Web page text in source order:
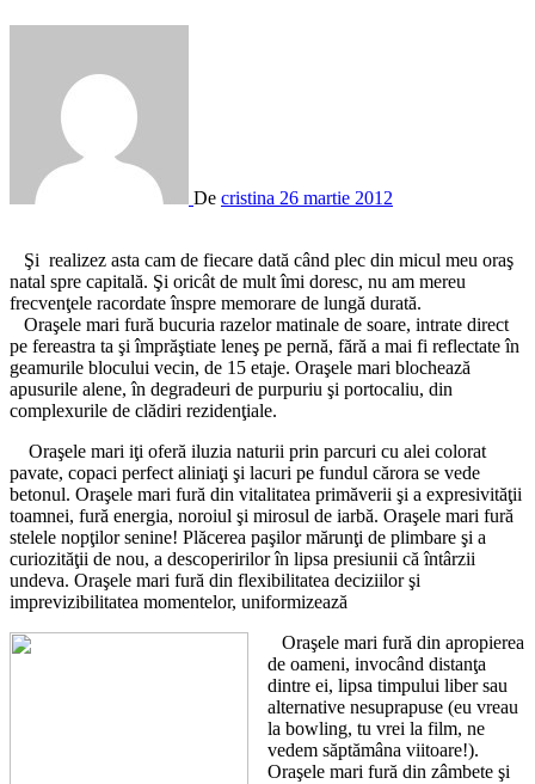
De cristina 26 martie 2012
Şi realizez asta cam de fiecare dată când plec din micul meu oraş
natal spre capitală. Şi oricât de mult îmi doresc, nu am mereu
frecvenţele racordate înspre memorare de lungă durată.
Oraşele mari fură bucuria razelor matinale de soare, intrate direct
pe fereastra ta şi împrăştiate leneş pe pernă, fără a mai fi reflectate în
geamurile blocului vecin, de 15 etaje. Oraşele mari blochează
apusurile alene, în degradeuri de purpuriu şi portocaliu, din
complexurile de clădiri rezidenţiale.
Oraşele mari iţi oferă iluzia naturii prin parcuri cu alei colorat
pavate, copaci perfect aliniaţi şi lacuri pe fundul cărora se vede
betonul. Oraşele mari fură din vitalitatea primăverii şi a expresivităţii
toamnei, fură energia, noroiul şi mirosul de iarbă. Oraşele mari fură
stelele nopţilor senine! Plăcerea paşilor mărunţi de plimbare şi a
curiozităţii de nou, a descoperirilor în lipsa presiunii că întârzii
undeva. Oraşele mari fură din flexibilitatea deciziilor şi
imprevizibilitatea momentelor, uniformizează
Oraşele mari fură din apropierea
de oameni, invocând distanţa
dintre ei, lipsa timpului liber sau
alternative nesuprapuse (eu vreau
la bowling, tu vrei la film, ne
vedem săptămâna viitoare!).
Oraşele mari fură din zâmbete şi